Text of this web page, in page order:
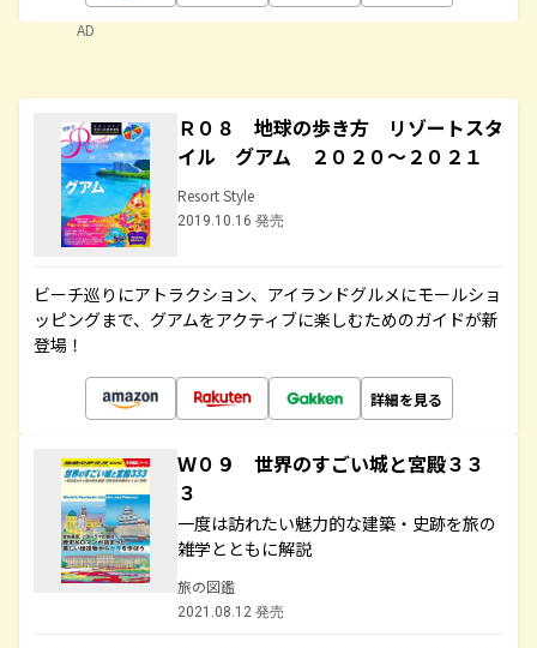
AD
Ｒ０８ 地球の歩き方 リゾートスタ
イル グアム ２０２０～２０２１
Resort Style
2019.10.16 発売
ビーチ巡りにアトラクション、アイランドグルメにモールショ
ッピングまで、グアムをアクティブに楽しむためのガイドが新
登場！
詳細を見る
Ｗ０９ 世界のすごい城と宮殿３３
３
一度は訪れたい魅力的な建築・史跡を旅の
雑学とともに解説
旅の図鑑
2021.08.12 発売